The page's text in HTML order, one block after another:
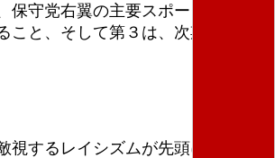
守党右翼の主要スポークスパー
と、そして第３は、次期選挙に
するレイシズムが先頭にあり、